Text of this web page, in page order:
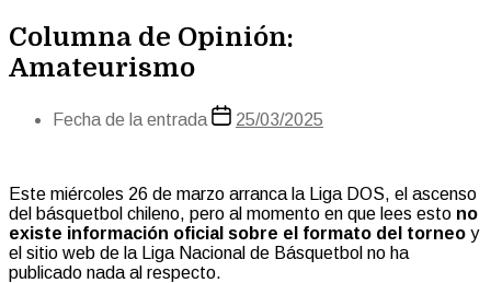
Columna de Opinión:
Amateurismo
Fecha de la entrada 25/03/2025
Este miércoles 26 de marzo arranca la Liga DOS, el ascenso
del básquetbol chileno, pero al momento en que lees esto no
existe información oficial sobre el formato del torneo y
el sitio web de la Liga Nacional de Básquetbol no ha
publicado nada al respecto.